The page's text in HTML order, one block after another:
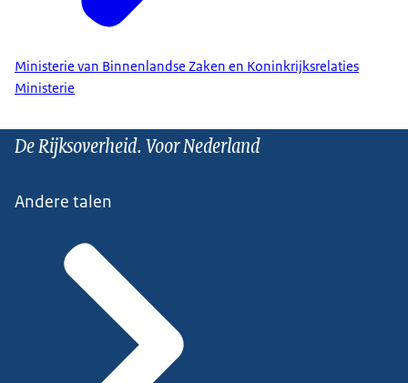
Ministerie van Binnenlandse Zaken en Koninkrijksrelaties
Ministerie
De Rijksoverheid. Voor Nederland
Andere talen